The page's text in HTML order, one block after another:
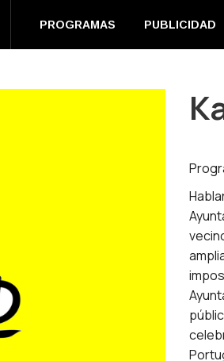
PROGRAMAS PUBLICIDAD
PROGRAMAS
EN DIRECTO